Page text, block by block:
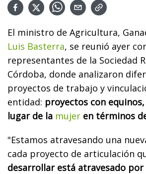
El ministro de Agricultura,
Luis Basterra, se reunió ayer
representantes de la Sociedad
Córdoba, donde analizaron
proyectos de trabajo y
entidad: proyectos con equinos,
lugar de la mujer en términos
"Estamos atravesando una
cada proyecto de articulación
desarrollar está atravesado por